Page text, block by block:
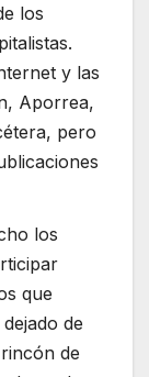
los
y las
Aporrea,
pero
los
que
de
de